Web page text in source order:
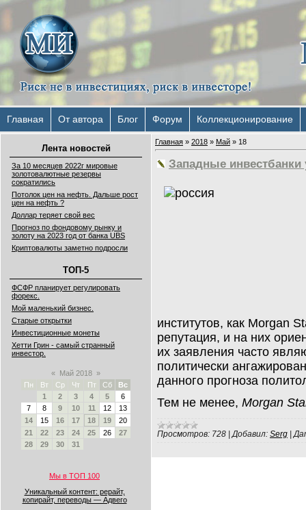
Главная От автора Блог Форум Коллекционирование
Лента новостей
За 10 месяцев 2022г мировые
золотовалютные резервы
сократились
Потолок цен на нефть. Дальше рост
цен на нефть ?
Доллар теряет свой вес
Прогноз по фондовому рынку и
золоту на 2023 год от банка UBS
Криптовалюты заметно подросли
ТОП-5
ФСФР планирует регулировать
форекс.
Мой маленький бизнес.
Старые открытки
Инвестиционные монеты
Хетти Грин - самый странный
инвестор.
« Май 2018 »
Пн
Вт Ср Чт Пт Сб
Вс
1
2 3 4 5
6
7
8 9 10 11 12
13
14
15 16 17 18 19
20
21
22 23 24 25 26
27
28
29 30 31
Мы в ТОП 100
Уникальный контент: рерайт,
копирайт, переводы — Адвего
Главная » 2018 » Май » 18
Западные
институтов, как Morgan
репутация, и на них
их заявления часто
политически
данного прогноза
Тем не менее, Morgan
Просмотров: 728 |Добавил: Serg |